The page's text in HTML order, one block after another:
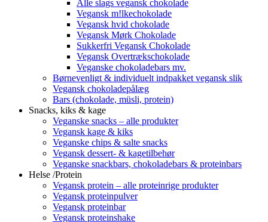
Alle slags vegansk chokolade
Vegansk m!lkechokolade
Vegansk hvid chokolade
Vegansk Mørk Chokolade
Sukkerfri Vegansk Chokolade
Vegansk Overtrækschokolade
Veganske chokoladebars mv.
Børnevenligt & individuelt indpakket vegansk slik
Vegansk chokoladepålæg
Bars (chokolade, müsli, protein)
Snacks, kiks & kage
Veganske snacks – alle produkter
Vegansk kage & kiks
Veganske chips & salte snacks
Vegansk dessert- & kagetilbehør
Veganske snackbars, chokoladebars & proteinbars
Helse /Protein
Vegansk protein – alle proteinrige produkter
Vegansk proteinpulver
Vegansk proteinbar
Vegansk proteinshake